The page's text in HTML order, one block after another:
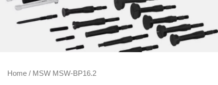
Home / MSW MSW-BP16.2